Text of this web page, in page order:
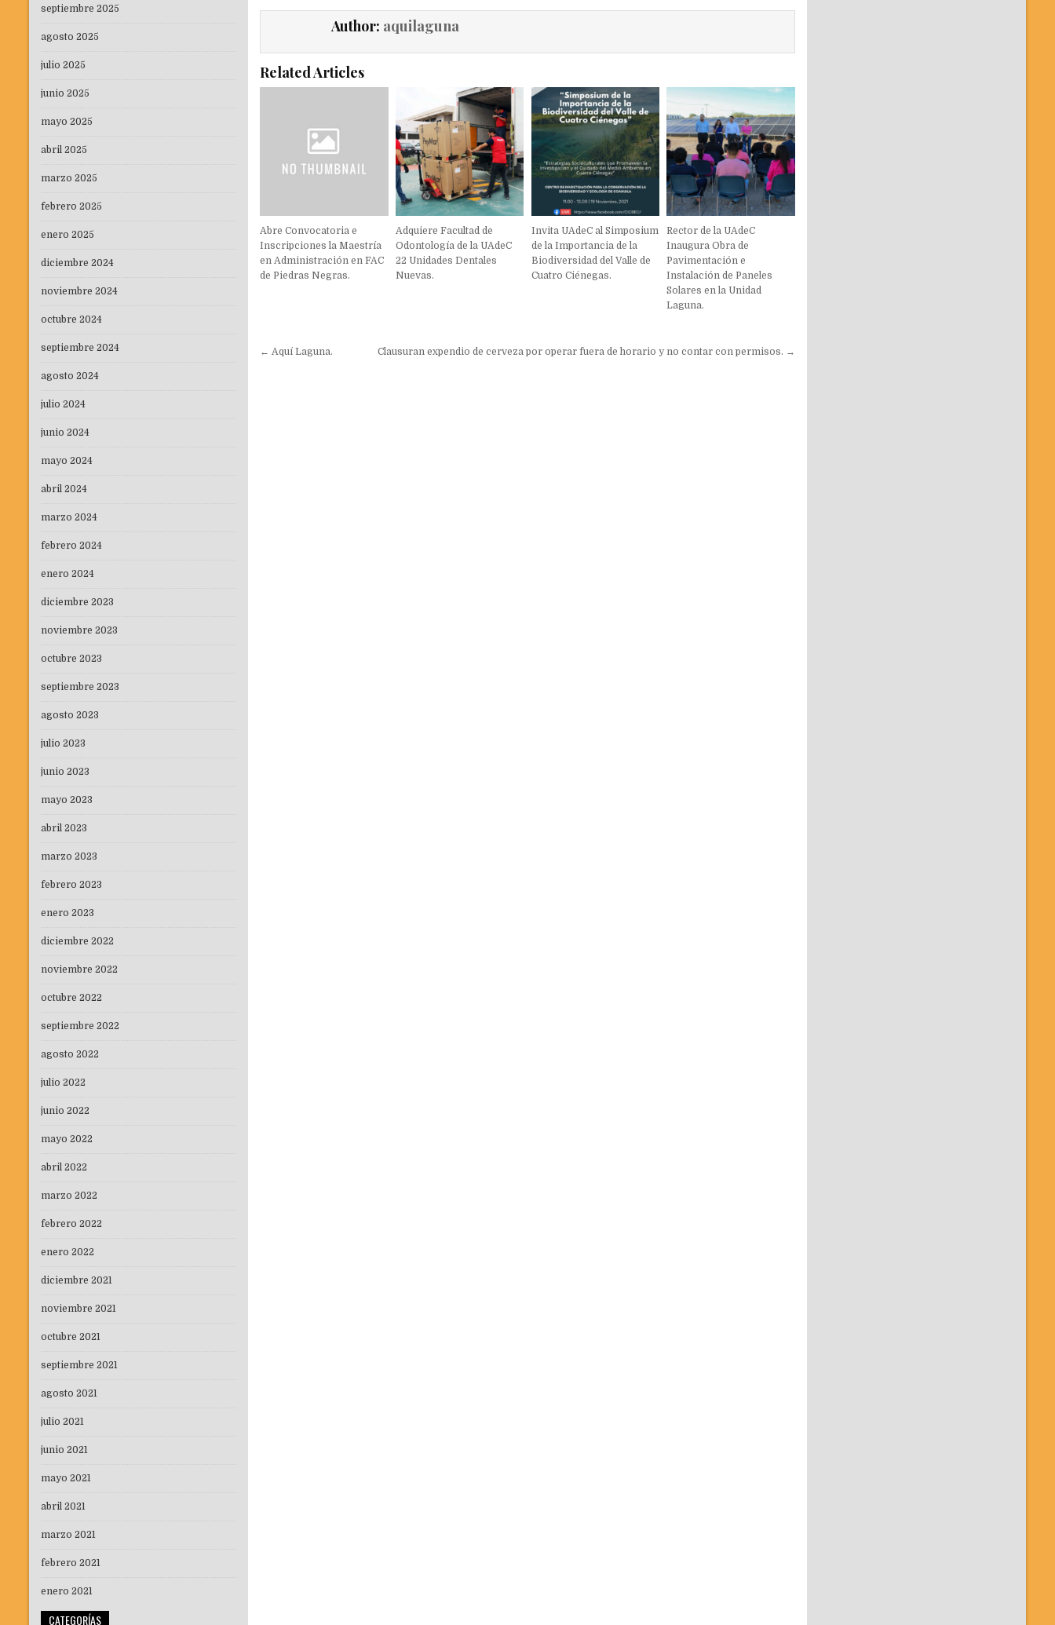
Author: aquilaguna
Related Articles
Abre Convocatoria e
Inscripciones la Maestría
en Administración en FAC
de Piedras Negras.
Adquiere Facultad de
Odontología de la UAdeC
22 Unidades Dentales
Nuevas.
Invita UAdeC al Simposium
de la Importancia de la
Biodiversidad del Valle de
Cuatro Ciénegas.
Rector de la UAdeC
Inaugura Obra de
Pavimentación e
Instalación de Paneles
Solares en la Unidad
Laguna.
Navegación
← Aquí Laguna. Clausuran expendio de cerveza por operar fuera de horario y no contar con permisos. →
septiembre 2025
agosto 2025
julio 2025
junio 2025
mayo 2025
abril 2025
marzo 2025
febrero 2025
enero 2025
diciembre 2024
noviembre 2024
octubre 2024
septiembre 2024
agosto 2024
julio 2024
junio 2024
mayo 2024
abril 2024
marzo 2024
febrero 2024
enero 2024
diciembre 2023
noviembre 2023
octubre 2023
septiembre 2023
agosto 2023
julio 2023
junio 2023
mayo 2023
abril 2023
marzo 2023
febrero 2023
enero 2023
diciembre 2022
noviembre 2022
octubre 2022
septiembre 2022
agosto 2022
julio 2022
junio 2022
mayo 2022
abril 2022
marzo 2022
febrero 2022
enero 2022
diciembre 2021
noviembre 2021
octubre 2021
septiembre 2021
agosto 2021
julio 2021
junio 2021
mayo 2021
abril 2021
marzo 2021
febrero 2021
enero 2021
CATEGORÍAS